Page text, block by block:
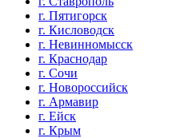
г. Пятигорск
г. Кисловодск
г. Невинномысск
г. Краснодар
г. Сочи
г. Новороссийск
г. Армавир
г. Ейск
г. Крым